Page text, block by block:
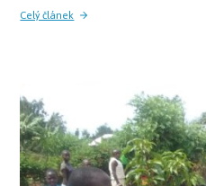
Celý článek